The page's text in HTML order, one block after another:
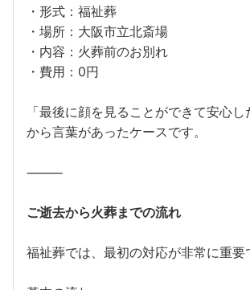
・形式：福祉葬
・場所：大阪市立北斎場
・内容：火葬前のお別れ
・費用：0円
「最後に顔を見ることができて安心
から言葉があったケースです。
⸻
ご逝去から火葬までの流れ
福祉葬では、最初の対応が非常に重要